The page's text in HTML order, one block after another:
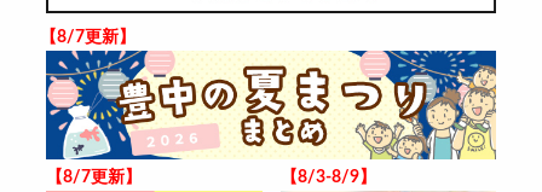
【8/7更新】
【8/7更新】 【8/3-8/9】